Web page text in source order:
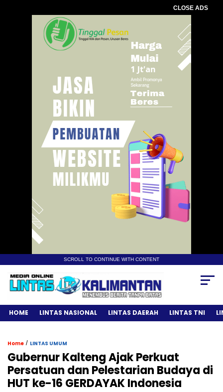
CLOSE ADS
SCROLL TO CONTINUE WITH CONTENT
HOME LINTAS NASIONAL LINTAS DAERAH LINTAS TNI
Home / LINTAS UMUM
Gubernur Kalteng Ajak Perkuat
Persatuan dan Pelestarian Budaya di
HUT ke-16 GERDAYAK Indonesia